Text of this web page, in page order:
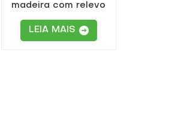
madeira com relevo
LEIA MAIS